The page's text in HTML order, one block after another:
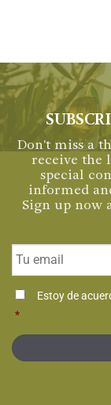
Don't miss a
receive the
special
informed
Sign up now
Email
Consentimiento
Estoy de
*